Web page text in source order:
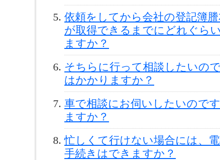
依頼をしてから会社の登記簿
が取得できるまでにどれぐら
ますか？
そちらに行って相談したいの
はかかりますか？
車で相談にお伺いしたいので
ますか？
忙しくて行けない場合には、
手続きはできますか？